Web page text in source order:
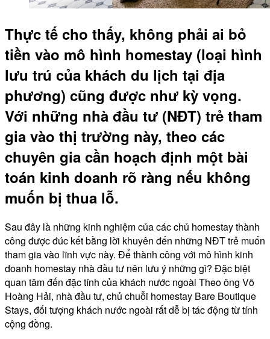
Thực tế cho thấy, không phải ai bỏ
tiền vào mô hình homestay (loại hình
lưu trú của khách du lịch tại địa
phương) cũng được như kỳ vọng.
Với những nhà đầu tư (NĐT) trẻ tham
gia vào thị trường này, theo các
chuyên gia cần hoạch định một bài
toán kinh doanh rõ ràng nếu không
muốn bị thua lỗ.
Sau đây là những kinh nghiệm của các chủ homestay thành
công được đúc kết bằng lời khuyên đến những NĐT trẻ muốn
tham gia vào lĩnh vực này. Để thành công với mô hình kinh
doanh homestay nhà đầu tư nên lưu ý những gì? Đặc biệt
quan tâm đến đặc tính của khách nước ngoài Theo ông Võ
Hoàng Hải, nhà đầu tư, chủ chuỗi homestay Bare Boutique
Stays, đối tượng khách nước ngoài rất dễ bị tác động từ tính
cộng đồng.